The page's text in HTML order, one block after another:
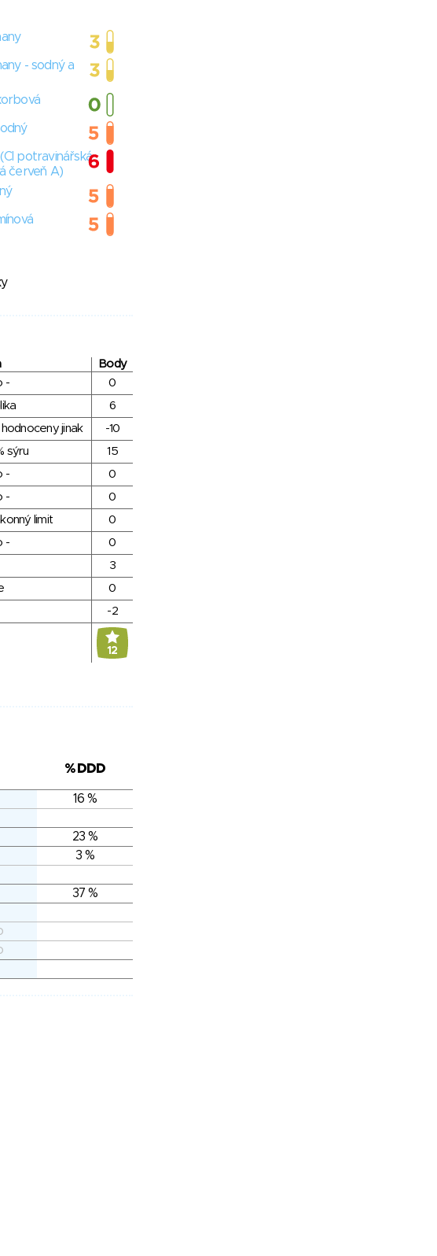
- sodný a
potravinářská
červeň A)
Body
-
0
6
jinak
-10
sýru
15
-
0
-
0
limit
0
-
0
3
0
-2
12
% DDD
16 %
23 %
3 %
37 %